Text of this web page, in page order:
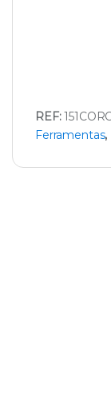
REF:
Ferramentas,